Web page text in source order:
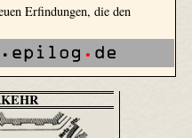
Erfindungen, die den